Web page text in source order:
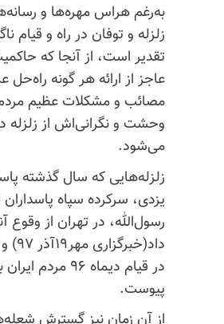
به‌رغم هراس مهره‌ها و
زلزله و توفان در راه و قیام
تقدیر است، از آنجا که
عاجز‌ از ارائه هر گونه
مصائب و مشکلات عظیم
وحشت و نگرانی‌اش از زلزله
می‌شود.
زلزله‌هایی که سال گذشته
یزدی، سرکرده سپاه
رسول‌الله، در تهران از وقوع
در قیام دیماه ۹۶
پیوست.